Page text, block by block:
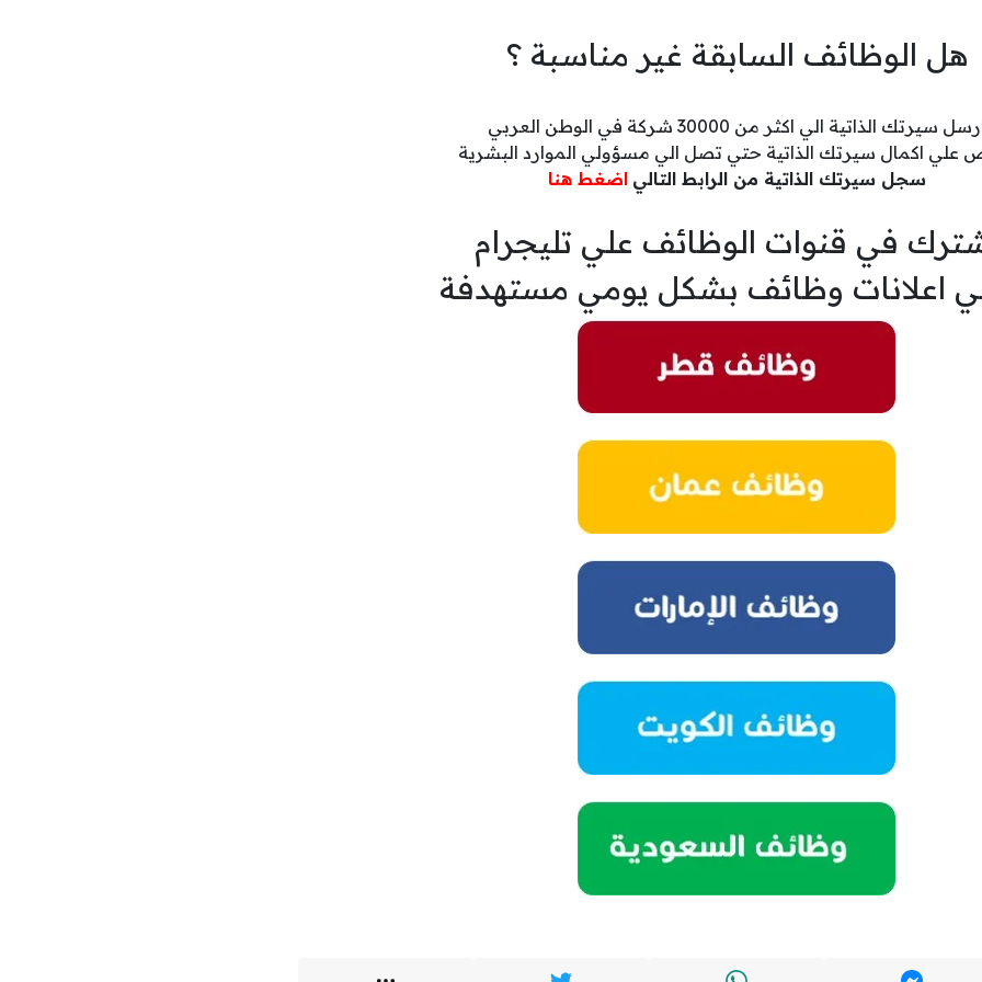
هل الوظائف السابقة غير مناسبة ؟
سيرتك الذاتية الي اكثر من 30000 شركة في الوطن العربي
علي اكمال سيرتك الذاتية حتي تصل الي مسؤولي الموارد البشرية
سجل سيرتك الذاتية من الرابط التالي اضغط هنا
في قنوات الوظائف علي تليجرام
اعلانات وظائف بشكل يومي مستهدفة